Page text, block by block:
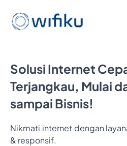
Solusi Internet
Terjangkau, Mulai
sampai Bisnis!
Nikmati internet dengan
& responsif.